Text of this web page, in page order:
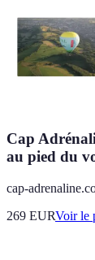
Cap
au pied du
cap-
269 EURVoir le